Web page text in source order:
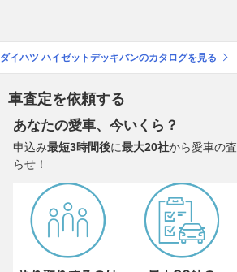
ダイハツ ハイゼットデッキバンのカタログを見る
車査定を依頼する
あなたの愛車、今いくら？
申込み最短3時間後に最大20社から愛車の
らせ！